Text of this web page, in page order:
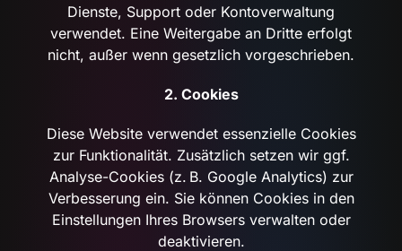
Dienste, Support oder Kontoverwaltung
verwendet. Eine Weitergabe an Dritte erfolgt
nicht, außer wenn gesetzlich vorgeschrieben.
2. Cookies
Diese Website verwendet essenzielle Cookies
zur Funktionalität. Zusätzlich setzen wir ggf.
Analyse-Cookies (z. B. Google Analytics) zur
Verbesserung ein. Sie können Cookies in den
Einstellungen Ihres Browsers verwalten oder
deaktivieren.